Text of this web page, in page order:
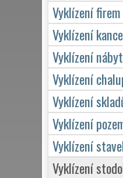
Vyklízení firem
Vyklízení
Vyklízení
Vyklízení
Vyklízení
Vyklízení
Vyklízení
Vyklízení